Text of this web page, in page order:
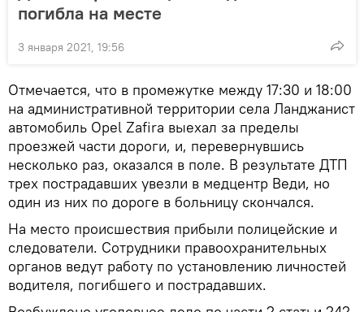
погибла на месте
3 января 2021, 19:56
Отмечается, что в промежутке между 17:30 и 18:00
на административной территории села Ланджанист
автомобиль Opel Zafira выехал за пределы
проезжей части дороги, и, перевернувшись
несколько раз, оказался в поле. В результате ДТП
трех пострадавших увезли в медцентр Веди, но
один из них по дороге в больницу скончался.
На место происшествия прибыли полицейские и
следователи. Сотрудники правоохранительных
органов ведут работу по установлению личностей
водителя, погибшего и пострадавших.